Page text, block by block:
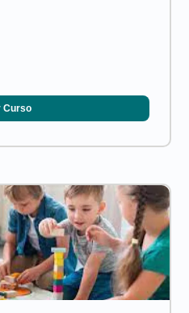
Curso